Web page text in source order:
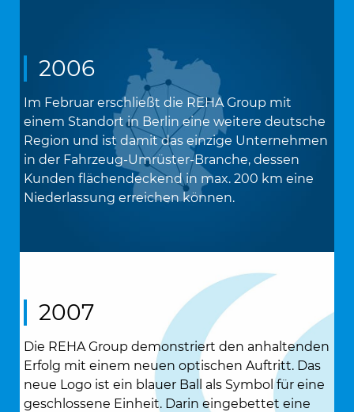
2006
Im Februar erschließt die REHA Group mit
einem Standort in Berlin eine weitere deutsche
Region und ist damit das einzige Unternehmen
in der Fahrzeug-Umrüster-Branche, dessen
Kunden flächendeckend in max. 200 km eine
Niederlassung erreichen können.
2007
Die REHA Group demonstriert den anhaltenden
Erfolg mit einem neuen optischen Auftritt. Das
neue Logo ist ein blauer Ball als Symbol für eine
geschlossene Einheit. Darin eingebettet eine